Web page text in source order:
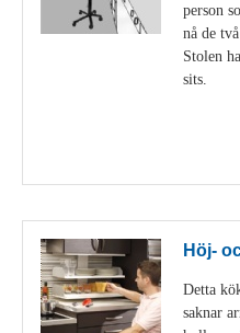
person
nå de
Stolen
sits.
Höj-
Detta
saknar